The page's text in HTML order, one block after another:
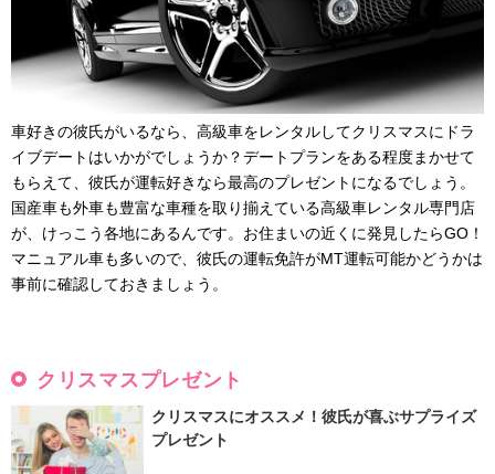
車好きの彼氏がいるなら、高級車をレンタルしてクリスマスにドラ
イブデートはいかがでしょうか？デートプランをある程度まかせて
もらえて、彼氏が運転好きなら最高のプレゼントになるでしょう。
国産車も外車も豊富な車種を取り揃えている高級車レンタル専門店
が、けっこう各地にあるんです。お住まいの近くに発見したらGO！
マニュアル車も多いので、彼氏の運転免許がMT運転可能かどうかは
事前に確認しておきましょう。
クリスマスプレゼント
クリスマスにオススメ！彼氏が喜ぶサプライズ
プレゼント